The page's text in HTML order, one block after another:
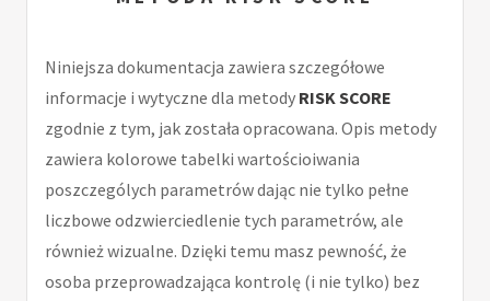
Niniejsza dokumentacja zawiera szczegółowe
informacje i wytyczne dla metody RISK SCORE
zgodnie z tym, jak została opracowana. Opis metody
zawiera kolorowe tabelki wartościoiwania
poszczególych parametrów dając nie tylko pełne
liczbowe odzwierciedlenie tych parametrów, ale
również wizualne. Dzięki temu masz pewność, że
osoba przeprowadzająca kontrolę (i nie tylko) bez